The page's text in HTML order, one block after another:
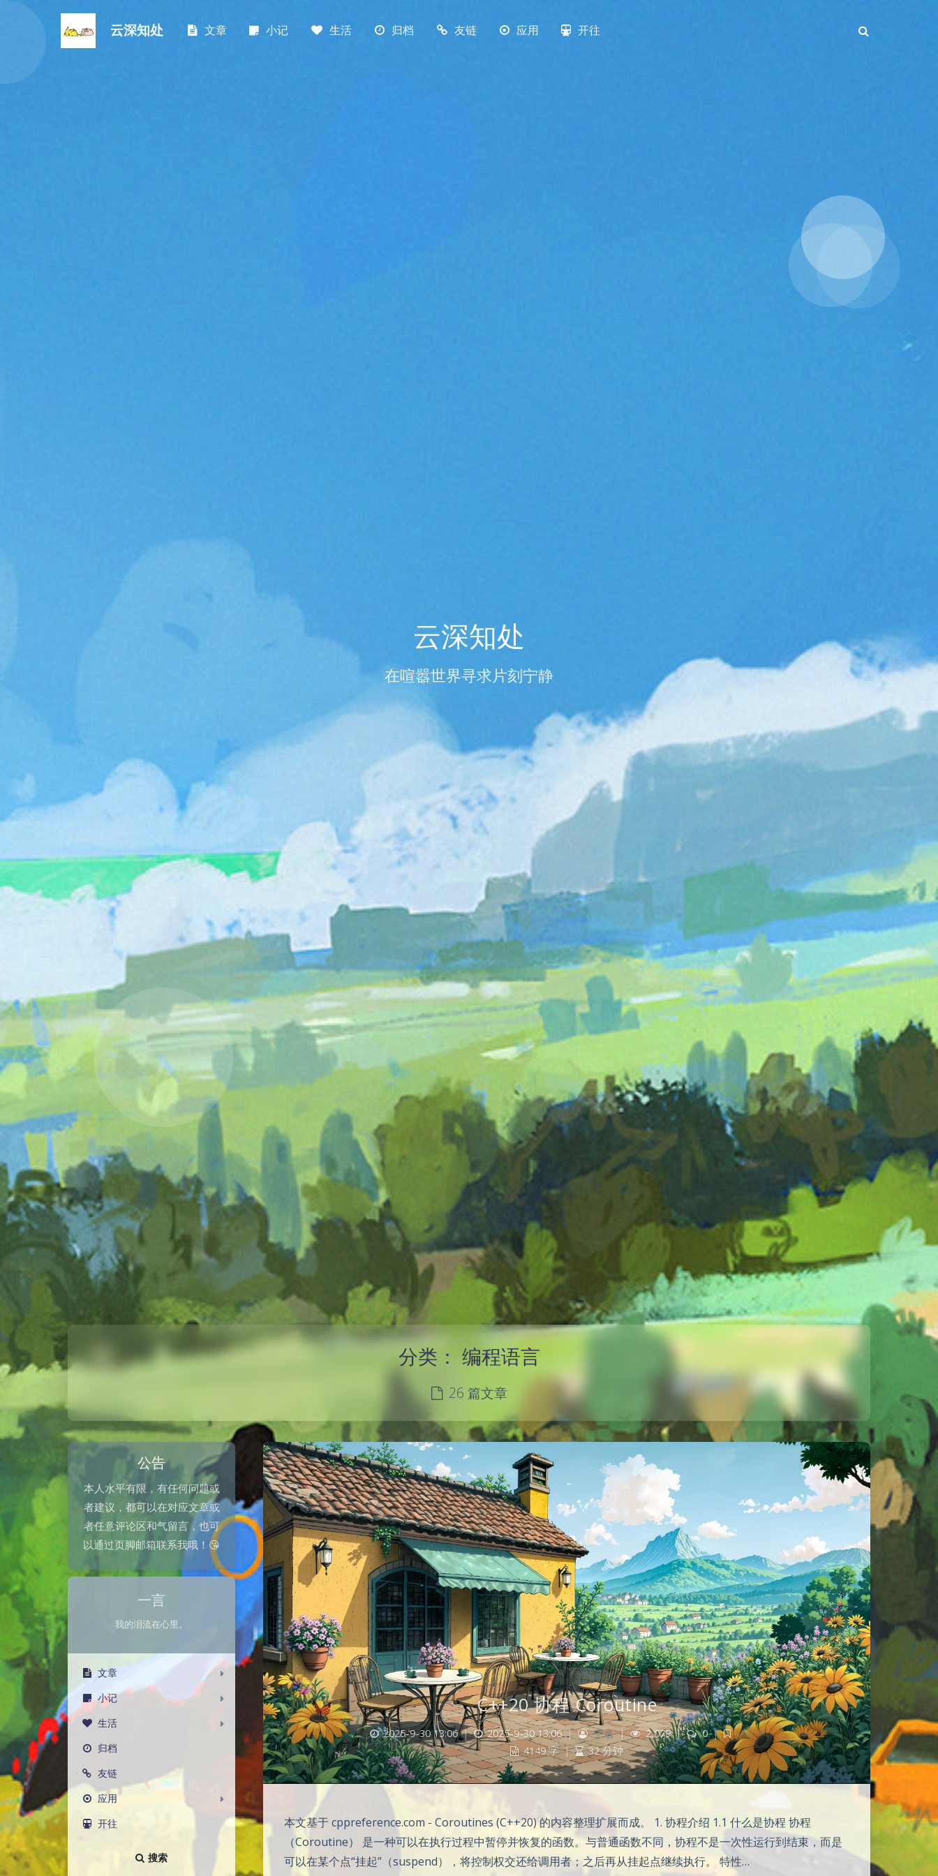
云深知处 文章 小记 生活 归档 友链 应用 开往
云深知处
在喧嚣世界寻求片刻宁静
分类： 编程语言
26 篇文章
公告
本人水平有限，有任何问题或
者建议，都可以在对应文章或
者任意评论区和气留言，也可
以通过页脚邮箱联系我哦！😘
一言
我的泪流在心里。
文章
小记
生活
归档
友链
应用
开往
搜索
C++20 协程 Coroutine
2025-9-30 13:06 | 2025-9-30 13:06 | 空名 | 2,079 | 0 |
C/C++
4149 字 | 32 分钟
本文基于 cppreference.com - Coroutines (C++20) 的内容整理扩展而成。 1. 协程介绍 1.1 什么是协程 协程
（Coroutine） 是一种可以在执行过程中暂停并恢复的函数。与普通函数不同，协程不是一次性运行到结束，而是
可以在某个点“挂起”（suspend），将控制权交还给调用者；之后再从挂起点继续执行。 特性…